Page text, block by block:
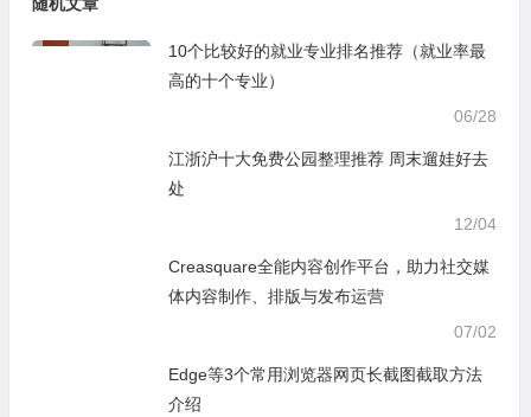
10个比较好的就业专业排名推荐（就业率最
高的十个专业）
06/28
江浙沪十大免费公园整理推荐 周末遛娃好去
处
12/04
Creasquare全能内容创作平台，助力社交媒
体内容制作、排版与发布运营
07/02
Edge等3个常用浏览器网页长截图截取方法
介绍